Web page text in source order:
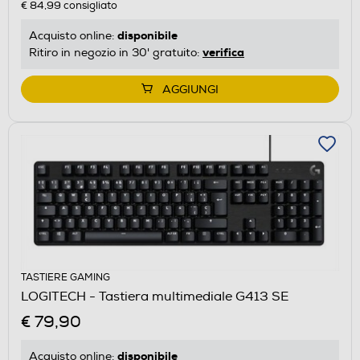
€ 84,99 consigliato
Acquisto online: disponibile
Ritiro in negozio in 30' gratuito: verifica
AGGIUNGI
TASTIERE GAMING
LOGITECH - Tastiera multimediale G413 SE
€ 79,90
Acquisto online: disponibile